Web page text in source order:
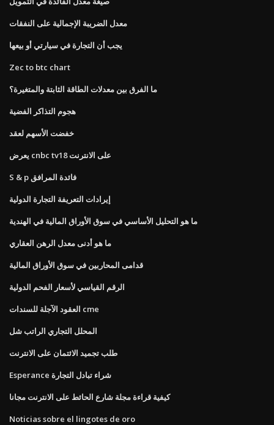
معدل الضريبة الإجمالية على النفقات
يجب أن التجارة في سيارتي أو بيعها
Zec to btc chart
ما الفرق بين معدلات الطاقة الثابتة والمتغيرة؟
هجوم التذاكر الفضية
خفضت الأسهم لعقد
يعرض cnbc tv18 على الانترنت
S & p فائدة المرافق
إيرادات التعريفة التجارة الدولية
ما هو التحليل الأساسي في سوق الأوراق المالية في الهندية
ما هو أدنى معدل الرهن العقاري
قدامى المحاربين في سوق الأوراق المالية
الرقم القياسي لأسعار الفحم الدولية
العقود الآجلة للسندات cme
المحلل التجاري الراتب شل
طلب تجميد الائتمان على الانترنت
Esperance شراء تبادل التجارة
كيفية قراءة مجلة شارع الحائط على الانترنت مجانا
Noticias sobre el lingotes de oro